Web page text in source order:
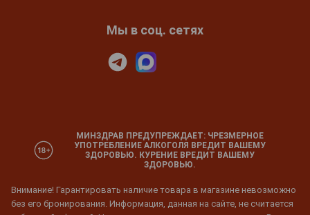
Мы в соц. сетях
МИНЗДРАВ ПРЕДУПРЕЖДАЕТ: ЧРЕЗМЕРНОЕ
УПОТРЕБЛЕНИЕ АЛКОГОЛЯ ВРЕДИТ ВАШЕМУ
ЗДОРОВЬЮ. КУРЕНИЕ ВРЕДИТ ВАШЕМУ
ЗДОРОВЬЮ.
Внимание! Гарантировать наличие товара в магазине невозможно
без его бронирования. Информация, данная на сайте, не считается